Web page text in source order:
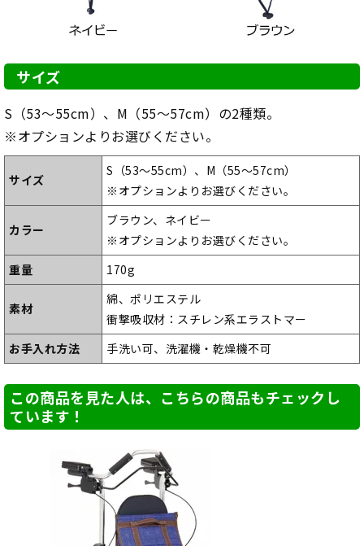
サイズ
S（53～55cm）、M（55～57cm）の2種類。
※オプションよりお選びください。
サイズ
S（53～55cm）、M（55～57cm）
※オプションよりお選びください。
カラー
ブラウン、ネイビー
※オプションよりお選びください。
重量
170g
素材
綿、ポリエステル
衝撃吸収材：スチレン系エラストマー
お手入れ方法
手洗い可、洗濯機・乾燥機不可
この商品を見た人は、こちらの商品もチェックし
ています！